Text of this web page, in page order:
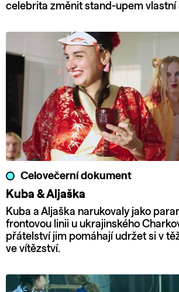
celebrita změnit stand-upem vlastní
Celovečerní dokument
Kuba & Aljaška
Kuba a Aljaška narukovaly jako
frontovou linii u ukrajinského
přátelství jim pomáhají udržet si v
ve vítězství.